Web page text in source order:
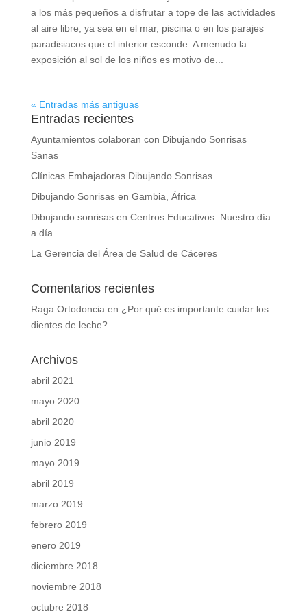
a los más pequeños a disfrutar a tope de las actividades
al aire libre, ya sea en el mar, piscina o en los parajes
paradisiacos que el interior esconde. A menudo la
exposición al sol de los niños es motivo de...
« Entradas más antiguas
Entradas recientes
Ayuntamientos colaboran con Dibujando Sonrisas
Sanas
Clínicas Embajadoras Dibujando Sonrisas
Dibujando Sonrisas en Gambia, África
Dibujando sonrisas en Centros Educativos. Nuestro día
a día
La Gerencia del Área de Salud de Cáceres
Comentarios recientes
Raga Ortodoncia en ¿Por qué es importante cuidar los
dientes de leche?
Archivos
abril 2021
mayo 2020
abril 2020
junio 2019
mayo 2019
abril 2019
marzo 2019
febrero 2019
enero 2019
diciembre 2018
noviembre 2018
octubre 2018